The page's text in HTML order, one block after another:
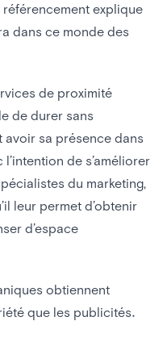
explique
dans ce monde des
de proximité
de durer sans
avoir sa présence dans
de s’améliorer
du marketing,
leur permet d’obtenir
d’espace
obtiennent
que les publicités.